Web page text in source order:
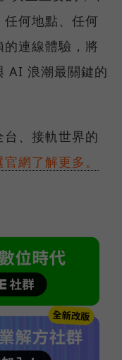
何地點、任何
連線體驗，將
AI 浪潮最關鍵的
、接軌世界的
網了解更多。